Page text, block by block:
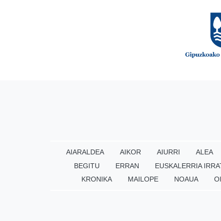
AIARALDEA AIKOR AIURRI ALEA
BEGITU
ERRAN EUSKALERRIA
KRONIKA
MAILOPE NOAUA